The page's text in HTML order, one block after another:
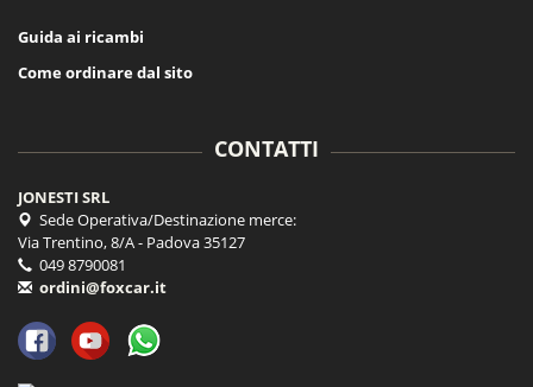
Guida ai ricambi
Come ordinare dal sito
CONTATTI
JONESTI SRL
Sede Operativa/Destinazione merce:
Via Trentino, 8/A - Padova 35127
049 8790081
ordini@foxcar.it